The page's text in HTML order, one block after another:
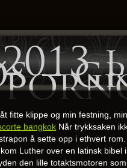
–
klippe og min festning,
bangkok Når trykksaken
å sette opp i ethvert
Luther over en latinsk
den lille totaktsmotoren